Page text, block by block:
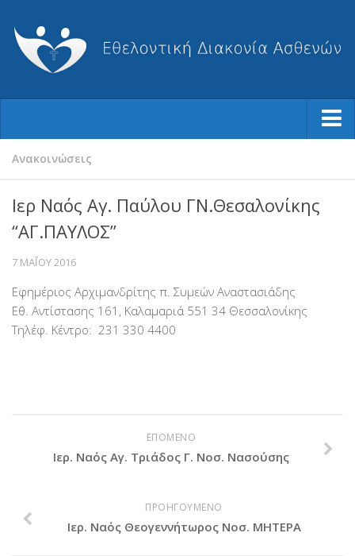
Ποιοι Είμαστε
Η Ιστορία μας
Ο Σύλλογος
Το Διοικητικό Συμβούλιο
Καταστατικό
Ισολογισμοί-Απολογισμοί
Εκπαίδευση
Υποστήριξη
Ανακοινώσεις
Ιερ Ναός Αγ. Παύλου ΓΝ.Θεσαλονίκης
“ΑΓ.ΠΑΥΛΟΣ”
7 ΜΑΪ́ΟΥ 2016
Εφημέριος Αρχιμανδρίτης π. Συμεών Αναστασιάδης
Εθ. Αντίστασης 161, Καλαμαριά 551 34 Θεσσαλονίκης
Τηλέφ. Κέντρο: 231 330 4400
ΕΠΟΜΕΝΟ
Ιερ. Ναός Αγ. Τριάδος Γ. Νοσ. Νασούσης
ΠΡΟΗΓΟΥΜΕΝΟ
Ιερ. Ναός Θεογεννήτωρος Νοσ. ΜΗΤΕΡΑ